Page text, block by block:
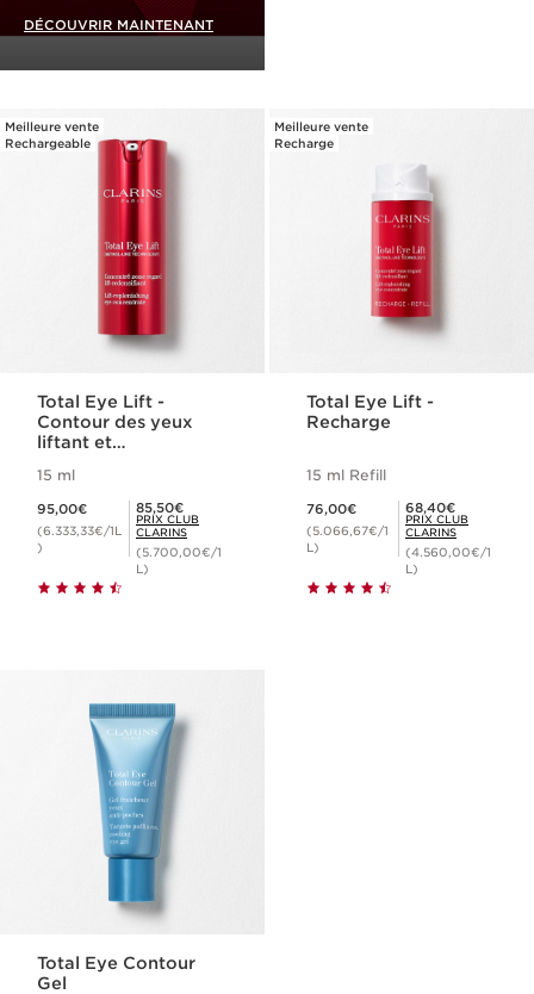
DÉCOUVRIR MAINTENANT
Meilleure vente
Rechargeable
Total Eye Lift -
Contour des yeux
liftant et
15 ml
95,00€
(6.333,33€/1L
)
Prix Club Clarins 85,50€
85,50€
PRIX CLUB
CLARINS
(5.700,00€/1
L)
Meilleure vente
Recharge
Total Eye Lift -
Recharge
15 ml Refill
76,00€
(5.066,67€/1
L)
Prix Club Clarins 68,40€
68,40€
PRIX CLUB
CLARINS
(4.560,00€/1
L)
Total Eye Contour
Gel